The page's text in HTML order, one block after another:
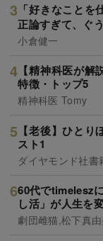
「好きなこと
正論すぎて、ぐ
小倉健一
【精神科医が
特徴・トップ5
精神科医 Tomy
【老後】ひと
スト1
ダイヤモンド社書
60代でtimelesz
し活」が人生を
劇団雌猫,松下真